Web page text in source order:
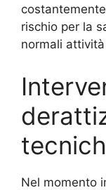
rischio per la
normali
Nel momento